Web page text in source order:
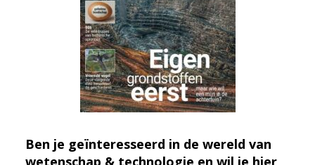
Ben je geïnteresseerd in de wereld van
wetenschap & technologie en wil je hier